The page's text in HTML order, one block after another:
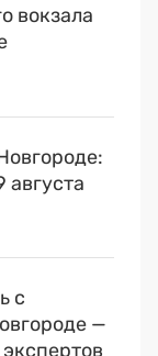
вокзала
с
—